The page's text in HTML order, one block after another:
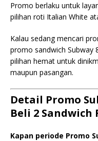
Promo berlaku untuk
pilihan roti Italian White
Kalau sedang mencari
promo sandwich Subway
pilihan hemat untuk
maupun pasangan.
Detail Promo
Beli 2 Sandwich
Kapan periode Promo